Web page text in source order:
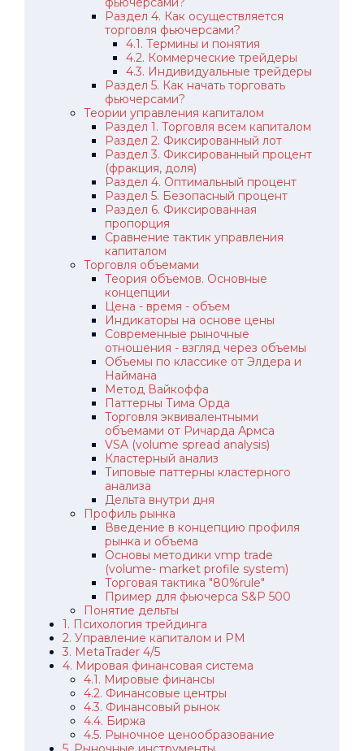
Раздел 4. Как осуществляется
торговля фьючерсами?
4.1. Термины и понятия
4.2. Коммерческие трейдеры
4.3. Индивидуальные трейдеры
Раздел 5. Как начать торговать
фьючерсами?
Теории управления капиталом
Раздел 1. Торговля всем капиталом
Раздел 2. Фиксированный лот
Раздел 3. Фиксированный процент
(фракция, доля)
Раздел 4. Оптимальный процент
Раздел 5. Безопасный процент
Раздел 6. Фиксированная
пропорция
Сравнение тактик управления
капиталом
Торговля объемами
Теория объемов. Основные
концепции
Цена - время - объем
Индикаторы на основе цены
Современные рыночные
отношения - взгляд через объемы
Объемы по классике от Элдера и
Наймана
Метод Вайкоффа
Паттерны Тима Орда
Торговля эквивалентными
объемами от Ричарда Армса
VSA (volume spread analysis)
Кластерный анализ
Типовые паттерны кластерного
анализа
Дельта внутри дня
Профиль рынка
Введение в концепцию профиля
рынка и объема
Основы методики vmp trade
(volume- market profile system)
Торговая тактика "80%rule"
Пример для фьючерса S&P 500
Понятие дельты
1. Психология трейдинга
2. Управление капиталом и РМ
3. MetaTrader 4/5
4. Мировая финансовая система
4.1. Мировые финансы
4.2. Финансовые центры
4.3. Финансовый рынок
4.4. Биржа
4.5. Рыночное ценообразование